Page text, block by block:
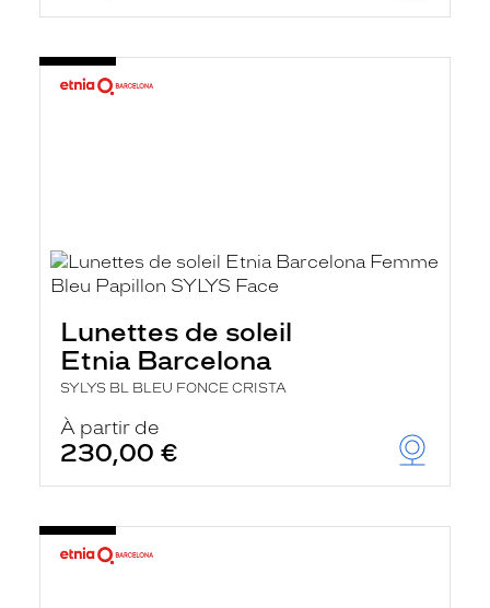
Lunettes de soleil
Etnia Barcelona
SYLYS BL BLEU FONCE CRISTA
À partir de
230,00 €